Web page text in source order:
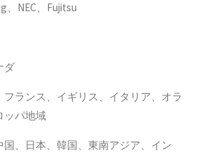
、NEC、Fujitsu
ダ
フランス、イギリス、イタリア、オラ
ッパ地域
、日本、韓国、東南アジア、イン